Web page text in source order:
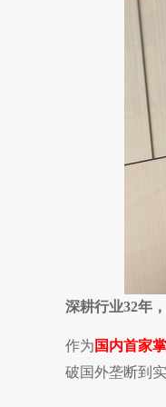
深耕行业32年
作为 国内首家
破国外垄断到